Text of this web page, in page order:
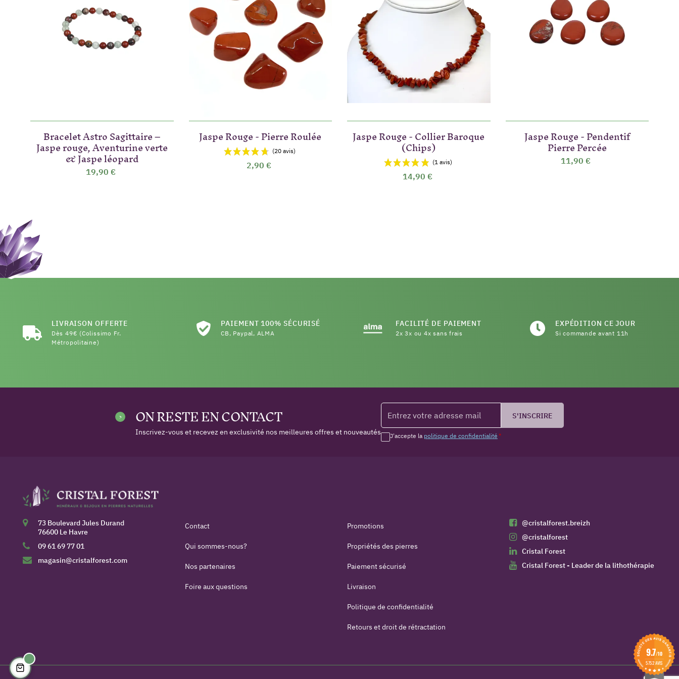
Bracelet Astro Sagittaire –
Jaspe rouge, Aventurine verte
& Jaspe léopard
19,90 €
Jaspe Rouge - Pierre Roulée
2,90 €
Jaspe Rouge - Collier Baroque
(Chips)
14,90 €
Jaspe Rouge - Pendentif
Pierre Percée
11,90 €
LIVRAISON OFFERTE
Dès 49€ (Colissimo Fr.
Métropolitaine)
PAIEMENT 100% SÉCURISÉ
CB, Paypal, ALMA
FACILITÉ DE PAIEMENT
2x 3x ou 4x sans frais
EXPÉDITION CE JOUR
Si commande avant 11h
ON RESTE EN CONTACT
Inscrivez-vous et recevez en exclusivité nos meilleures offres et nouveautés J'accepte la politique de confidentialité *
S'INSCRIRE
73 Boulevard Jules Durand
76600 Le Havre
09 61 69 77 01
magasin@cristalforest.com
Contact
Qui sommes-nous?
Nos partenaires
Foire aux questions
Promotions
Propriétés des pierres
Paiement sécurisé
Livraison
Politique de confidentialité
Retours et droit de rétractation
@cristalforest.breizh
@cristalforest
Cristal Forest
Cristal Forest - Leader de la lithothérapie
9.7/10
5752 AVIS